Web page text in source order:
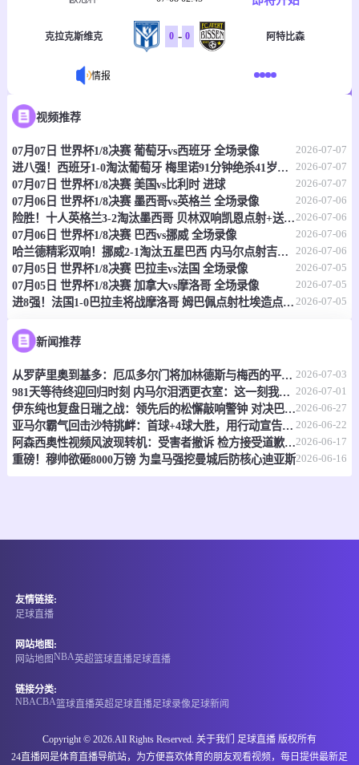
克拉克斯维克 0 - 0 阿特比森
情报
欧冠杯
维京古 0 - 0 吉奥里
情报
世界杯 07-08 04:00 即将开始
瑞士 0 - 0 哥伦比亚
情报
NBA
灰熊 0 - 0 老鹰
情报
WNBA 07-08 08:00 即将开始
水星 0 - 0
情报
视频推荐
07月07日 世界杯1/8决赛 葡萄牙vs西班牙 全场录像 2026-07-07
进八强！西班牙1-0淘汰葡萄牙 梅里诺91分钟绝杀41岁C罗最后一舞 2026-07-07
07月07日 世界杯1/8决赛 美国vs比利时 进球 2026-07-07
07月06日 世界杯1/8决赛 墨西哥vs英格兰 全场录像 2026-07-06
险胜！十人英格兰3-2淘汰墨西哥 贝林双响凯恩点射+送点宽萨直红 2026-07-06
07月06日 世界杯1/8决赛 巴西vs挪威 全场录像 2026-07-06
哈兰德精彩双响！挪威2-1淘汰五星巴西 内马尔点射吉马良斯失点 2026-07-06
07月05日 世界杯1/8决赛 巴拉圭vs法国 全场录像 2026-07-05
07月05日 世界杯1/8决赛 加拿大vs摩洛哥 全场录像 2026-07-05
进8强！法国1-0巴拉圭将战摩洛哥 姆巴佩点射杜埃造点主裁引争议 2026-07-05
新闻推荐
从罗萨里奥到基多：厄瓜多尔门将加林德斯与梅西的平行人生 2026-07-03
981天等待终迎回归时刻 内马尔泪洒更衣室：这一刻我等得太久 2026-07-01
伊东纯也复盘日瑞之战：领先后的松懈敲响警钟 对决巴西将遇全新挑战2026-06-27
亚马尔霸气回击沙特挑衅：首球+4球大胜，用行动宣告"我在这！" 2026-06-22
阿森西奥性视频风波现转机：受害者撤诉 检方接受道歉免刑2026-06-17
重磅！穆帅欲砸8000万镑 为皇马强挖曼城后防核心迪亚斯2026-06-16
友情链接:
足球直播
网站地图:
网站地图NBA英超篮球直播足球直播
链接分类:
NBACBA篮球直播英超 足球直播足球录像 足球新闻
Copyright © 2026.All Rights Reserved. 关于我们 足球直播 版权所有
24直播网是体育直播导航站，为方便喜欢体育的朋友观看视频，每日提供最新足